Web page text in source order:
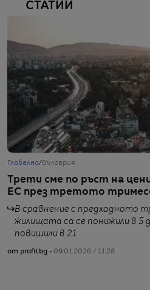
СТАТИИ
Глобално/ България
Трети сме по ръст на
ЕС през третото
В сравнение с предходното
жилищата са се понижили в 5
повишили в 21
от profit.bg - 09.01.2026 / 11:28